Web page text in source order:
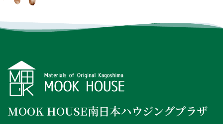
FACEBOOK
MOOK HOUSE南日本ハウジングプラザ